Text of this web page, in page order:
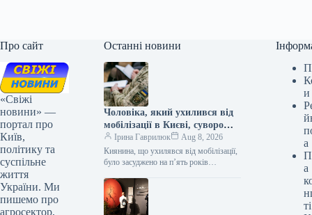
Про сайт
«Свіжі
новини» —
портал про
Київ,
політику та
суспільне
життя
України. Ми
пишемо про
агросектор,
Останні новини
Чоловіка, який ухилився від
мобілізації в Києві, суворо
покарали.
Ірина Гаврилюк
Aug 8, 2026
Киянина, що ухилявся від мобілізації,
було засуджено на п’ять років
засуджено до п’яти років позбавлення
волі…
и
а
а
ті